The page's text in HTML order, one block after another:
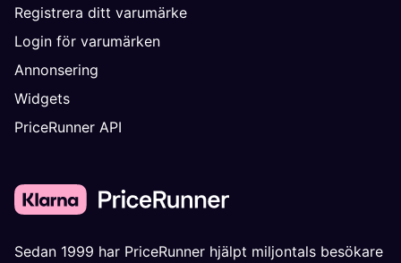
Registrera ditt varumärke
Login för varumärken
Annonsering
Widgets
PriceRunner API
Sedan 1999 har PriceRunner hjälpt miljontals besökare